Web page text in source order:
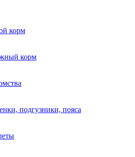
корм
корм
подгузники, пояса